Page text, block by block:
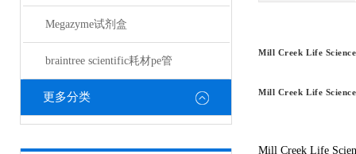
Megazyme试剂盒
braintree scientific耗材pe管
更多分类
Mill Creek Life
Mill Creek Life
Mill Creek Life